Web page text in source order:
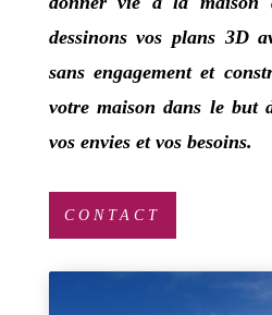
dessinons vos plans 3D
sans engagement et
votre maison dans le but
vos envies et vos besoins.
CONTACT